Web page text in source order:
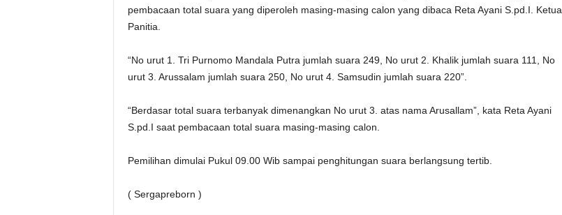
pembacaan total suara yang diperoleh masing-masing calon yang dibaca Reta Ayani S.pd.I. Ketua
Panitia.
“No urut 1. Tri Purnomo Mandala Putra jumlah suara 249, No urut 2. Khalik jumlah suara 111, No
urut 3. Arussalam jumlah suara 250, No urut 4. Samsudin jumlah suara 220”.
“Berdasar total suara terbanyak dimenangkan No urut 3. atas nama Arusallam”, kata Reta Ayani
S.pd.I saat pembacaan total suara masing-masing calon.
Pemilihan dimulai Pukul 09.00 Wib sampai penghitungan suara berlangsung tertib.
( Sergapreborn )